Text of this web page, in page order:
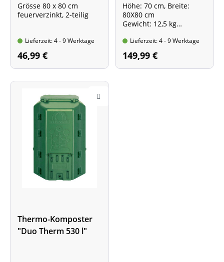
Grösse 80 x 80 cm
feuerverzinkt, 2-teilig
Lieferzeit: 4 - 9 Werktage
46,99 €
Höhe: 70 cm, Breite:
80X80 cm
Gewicht: 12,5 kg
Lieferumfang ohne
Deckel o. Boden
Lieferzeit: 4 - 9 Werktage
149,99 €
Thermo-Komposter
"Duo Therm 530 l"